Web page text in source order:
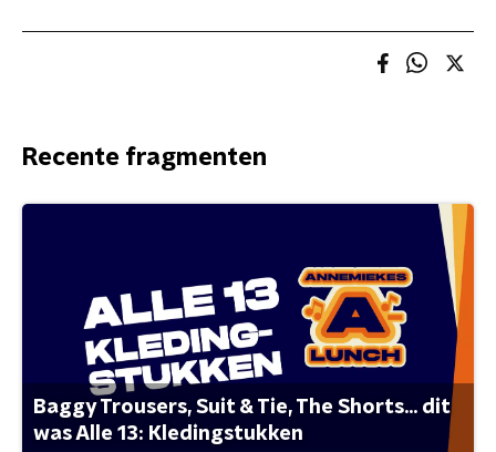
Recente fragmenten
Baggy Trousers, Suit & Tie, The Shorts... dit
was Alle 13: Kledingstukken